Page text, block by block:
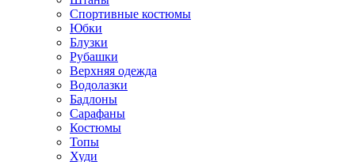
Спортивные костюмы
Юбки
Блузки
Рубашки
Верхняя одежда
Водолазки
Бадлоны
Сарафаны
Костюмы
Топы
Худи